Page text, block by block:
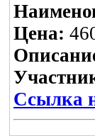
Цена:
Ссылка